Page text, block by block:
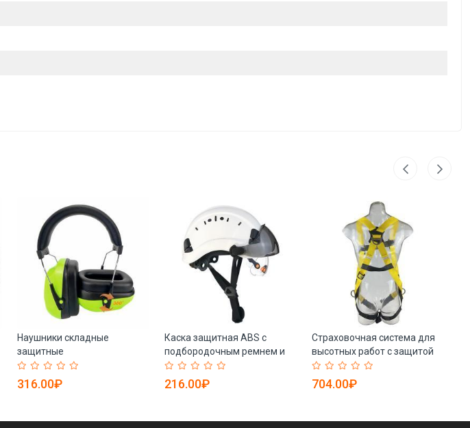
Наушники складные
защитные
шумоподавляющие для сна
и работы (арт. 25-5080456)
316.00₽
Каска защитная ABS с
подбородочным ремнем и
двойным визором (арт. 25-
5080277)
216.00₽
Страховочная система для
высотных работ с защитой
от падений (арт. 25-5080152)
704.00₽